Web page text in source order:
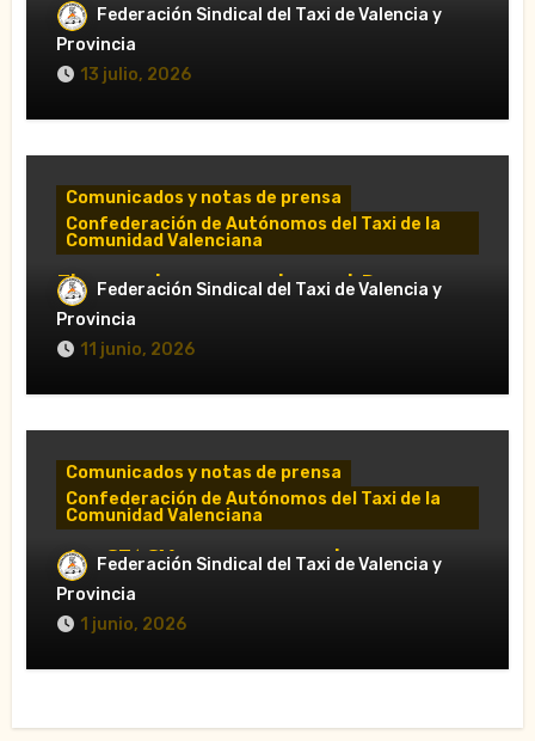
«El taxi de Alicante muestra su
desánimo tras una reunión “infructuosa”
con la Conselleria por el Decreto Ley
5/2026»
Federación Sindical del Taxi de Valencia y
Provincia
13 julio, 2026
Comunicados y notas de prensa
Confederación de Autónomos del Taxi de la
Comunidad Valenciana
El taxi valenciano rechaza el Decreto
Ley sobre VTC y pide su retirada en Les
Federación Sindical del Taxi de Valencia y
Provincia
11 junio, 2026
Comunicados y notas de prensa
Confederación de Autónomos del Taxi de la
Comunidad Valenciana
«La CTACV carga contra el nuevo
Decreto Ley y acusa al Consell de
Federación Sindical del Taxi de Valencia y
Provincia
1 junio, 2026